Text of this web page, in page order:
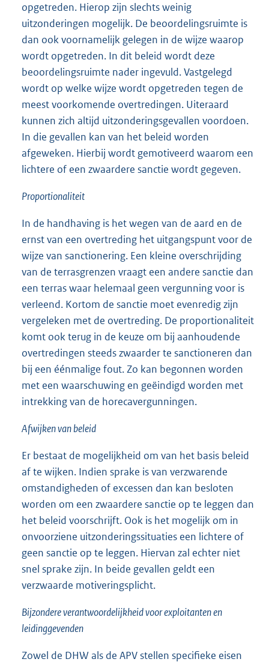
opgetreden. Hierop zijn slechts weinig
uitzonderingen mogelijk. De beoordelingsruimte is
dan ook voornamelijk gelegen in de wijze waarop
wordt opgetreden. In dit beleid wordt deze
beoordelingsruimte nader ingevuld. Vastgelegd
wordt op welke wijze wordt opgetreden tegen de
meest voorkomende overtredingen. Uiteraard
kunnen zich altijd uitzonderingsgevallen voordoen.
In die gevallen kan van het beleid worden
afgeweken. Hierbij wordt gemotiveerd waarom een
lichtere of een zwaardere sanctie wordt gegeven.
Proportionaliteit
In de handhaving is het wegen van de aard en de
ernst van een overtreding het uitgangspunt voor de
wijze van sanctionering. Een kleine overschrijding
van de terrasgrenzen vraagt een andere sanctie dan
een terras waar helemaal geen vergunning voor is
verleend. Kortom de sanctie moet evenredig zijn
vergeleken met de overtreding. De proportionaliteit
komt ook terug in de keuze om bij aanhoudende
overtredingen steeds zwaarder te sanctioneren dan
bij een éénmalige fout. Zo kan begonnen worden
met een waarschuwing en geëindigd worden met
intrekking van de horecavergunningen.
Afwijken van beleid
Er bestaat de mogelijkheid om van het basis beleid
af te wijken. Indien sprake is van verzwarende
omstandigheden of excessen dan kan besloten
worden om een zwaardere sanctie op te leggen dan
het beleid voorschrijft. Ook is het mogelijk om in
onvoorziene uitzonderingssituaties een lichtere of
geen sanctie op te leggen. Hiervan zal echter niet
snel sprake zijn. In beide gevallen geldt een
verzwaarde motiveringsplicht.
Bijzondere verantwoordelijkheid voor exploitanten en
leidinggevenden
Zowel de DHW als de APV stellen specifieke eisen